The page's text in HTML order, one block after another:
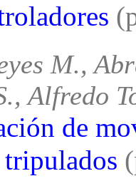
M.,
Alfredo
de
tripulados